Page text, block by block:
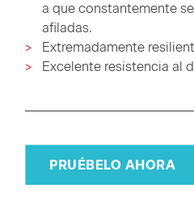
a que constantemente
afiladas.
Extremadamente
Excelente resistencia al
PRUÉBELO AHORA